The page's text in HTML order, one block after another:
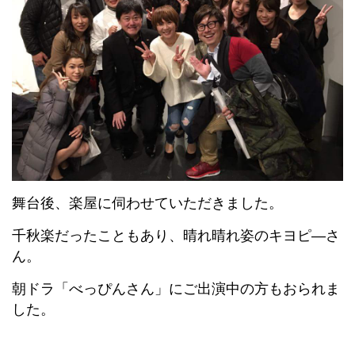
舞台後、楽屋に伺わせていただきました。
千秋楽だったこともあり、晴れ晴れ姿のキヨピ―さ
ん。
朝ドラ「べっぴんさん」にご出演中の方もおられま
した。